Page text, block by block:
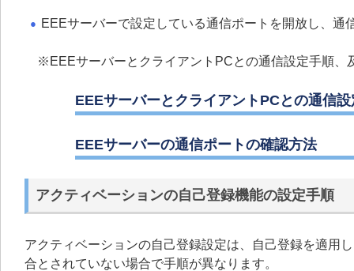
● EEEサーバーで設定している通信ポートを開放し、通
※EEEサーバーとクライアントPCとの通信設定手順、
EEEサーバーとクライアントPCとの通信
EEEサーバーの通信ポートの確認方法
アクティベーションの自己登録機能の設定手順
アクティベーションの自己登録設定は、自己登録を適用
合とされていない場合で手順が異なります。